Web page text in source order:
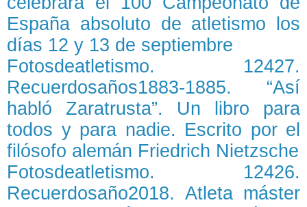
España absoluto de atletismo los
días 12 y 13 de septiembre
Fotosdeatletismo. 12427.
Recuerdosaños1883-1885. “Así
habló Zaratrusta”. Un libro para
todos y para nadie. Escrito por el
filósofo alemán Friedrich Nietzsche
Fotosdeatletismo. 12426.
Recuerdosaño2018. Atleta máster